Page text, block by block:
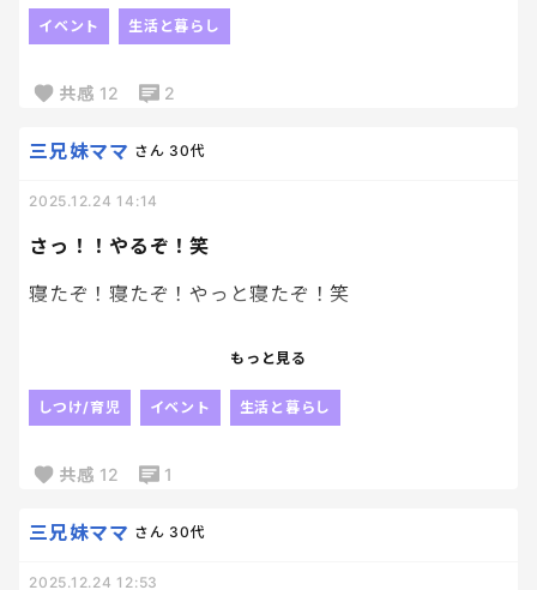
って事してるときってなんでこんなドキドキするんだ
しに行く母。笑
続き！
しっかり準備して後は設置して寝るだけ💤
イベント 生活と暮らし
共感 12 2
さっ！！やるぞ！笑
三兄妹ママ さん 30代
2025.12.24 14:14
寝たぞ！寝たぞ！やっと寝たぞ！笑
紙に貼り付けてプレゼントに入れ込む！！✨
明日の朝が楽しみだ💓
もっと見る
しつけ/育児 イベント 生活と暮らし
共感 12 1
三兄妹ママ さん 30代
2025.12.24 12:53